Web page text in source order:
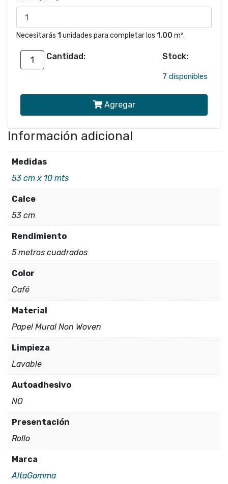
Necesitarás 1 unidades para completar los 1.00 m².
Cantidad:
Papel
cantidad
Stock:
7 disponibles
Agregar
Información adicional
Medidas
53 cm x 10 mts
Calce
53 cm
Rendimiento
5 metros cuadrados
Color
Café
Material
Papel Mural Non Woven
Limpieza
Lavable
Autoadhesivo
NO
Presentación
Rollo
Marca
AltaGamma